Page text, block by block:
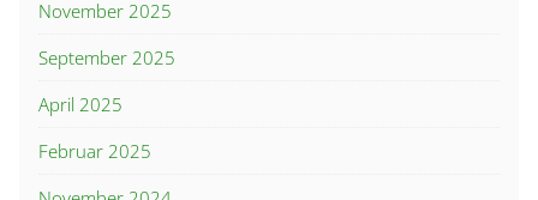
November 2025
September 2025
April 2025
Februar 2025